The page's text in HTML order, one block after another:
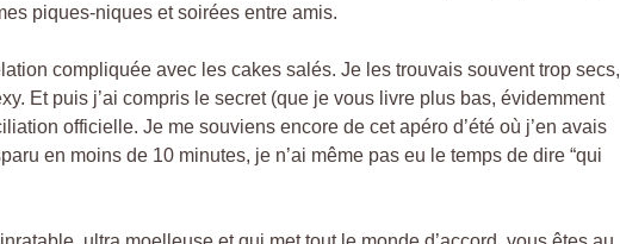
piques-niques et soirées entre amis.
compliquée avec les cakes salés. Je les trouvais souvent trop secs,
Et puis j’ai compris le secret (que je vous livre plus bas, évidemment
officielle. Je me souviens encore de cet apéro d’été où j’en avais
en moins de 10 minutes, je n’ai même pas eu le temps de dire “qui